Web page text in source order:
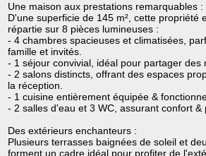
Une maison aux prestations remarquables :
D'une superficie de 145 m², cette propriété
répartie sur 8 pièces lumineuses :
- 4 chambres spacieuses et climatisées,
famille et invités.
- 1 séjour convivial, idéal pour partager des
- 2 salons distincts, offrant des espaces
la réception.
- 1 cuisine entièrement équipée &
- 2 salles d'eau et 3 WC, assurant confort &
Des extérieurs enchanteurs :
Plusieurs terrasses baignées de soleil et
forment un cadre idéal pour profiter de